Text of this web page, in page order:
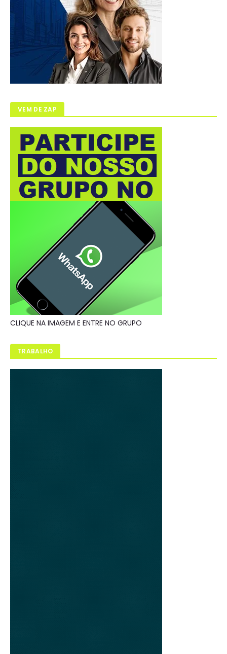
VEM DE ZAP
CLIQUE NA IMAGEM E ENTRE NO GRUPO
TRABALHO